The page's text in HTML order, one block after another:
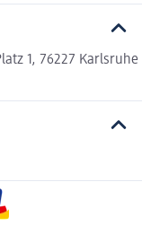
1, 76227 Karlsruhe